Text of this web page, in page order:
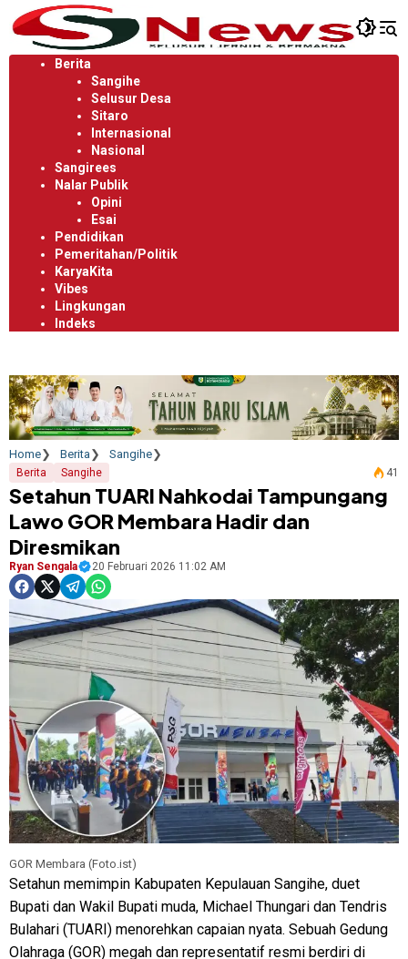
Langsung
ke
konten
Berita
Sangihe
Selusur Desa
Sitaro
Internasional
Nasional
Sangirees
Nalar Publik
Opini
Esai
Pendidikan
Pemeritahan/Politik
KaryaKita
Vibes
Lingkungan
Indeks
Home Berita Sangihe
Berita Sangihe 41
Setahun TUARI Nahkodai Tampungang
Lawo GOR Membara Hadir dan
Diresmikan
Ryan Sengala 20 Februari 2026 11:02 AM
GOR Membara (Foto.ist)
Setahun memimpin Kabupaten Kepulauan Sangihe, duet
Bupati dan Wakil Bupati muda, Michael Thungari dan Tendris
Bulahari (TUARI) menorehkan capaian nyata. Sebuah Gedung
Olahraga (GOR) megah dan representatif resmi berdiri di